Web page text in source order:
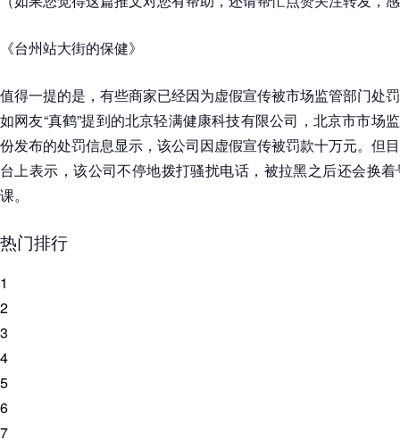
《台州站大街的保健》
值得一提的是，有些商家已经因为虚假宣传被市场监管部门处
如网友“真鹤”提到的北京轻满健康科技有限公司，北京市市场
份发布的处罚信息显示，该公司因虚假宣传被罚款十万元。但
台上表示，该公司不停地拨打骚扰电话，被拉黑之后还会换
课。
热门排行
1
2
3
4
5
6
7